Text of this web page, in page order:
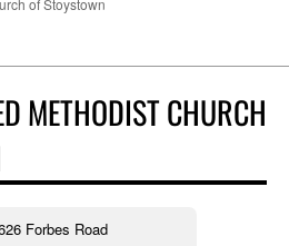
of Stoystown
METHODIST CHURCH
Forbes Road